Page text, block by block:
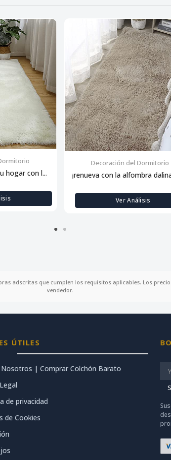
hogar con l...
Decoración del Dormitorio
¡renueva con la alfombra
Ver Análisis
adscritas que cumplen los requisitos aplicables. Los
vendedor.
ÚTILES
Nosotros | Comprar Colchón Barato
de privacidad
de Cookies